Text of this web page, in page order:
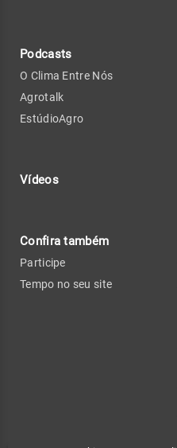
Podcasts
O Clima Entre Nós
Agrotalk
EstúdioAgro
Vídeos
Confira também
Participe
Tempo no seu site